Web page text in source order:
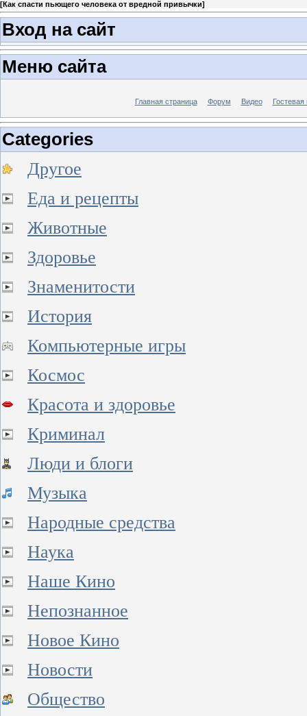
[Как спасти пьющего человека от вредной привычки]
Вход на сайт
Меню сайта
Главная страница Форум Видео Гостевая
Categories
Другое
Еда и рецепты
Животные
Здоровье
Знаменитости
История
Компьютерные игры
Космос
Красота и здоровье
Криминал
Люди и блоги
Музыка
Народные средства
Наука
Наше Кино
Непознанное
Новое Кино
Новости
Общество